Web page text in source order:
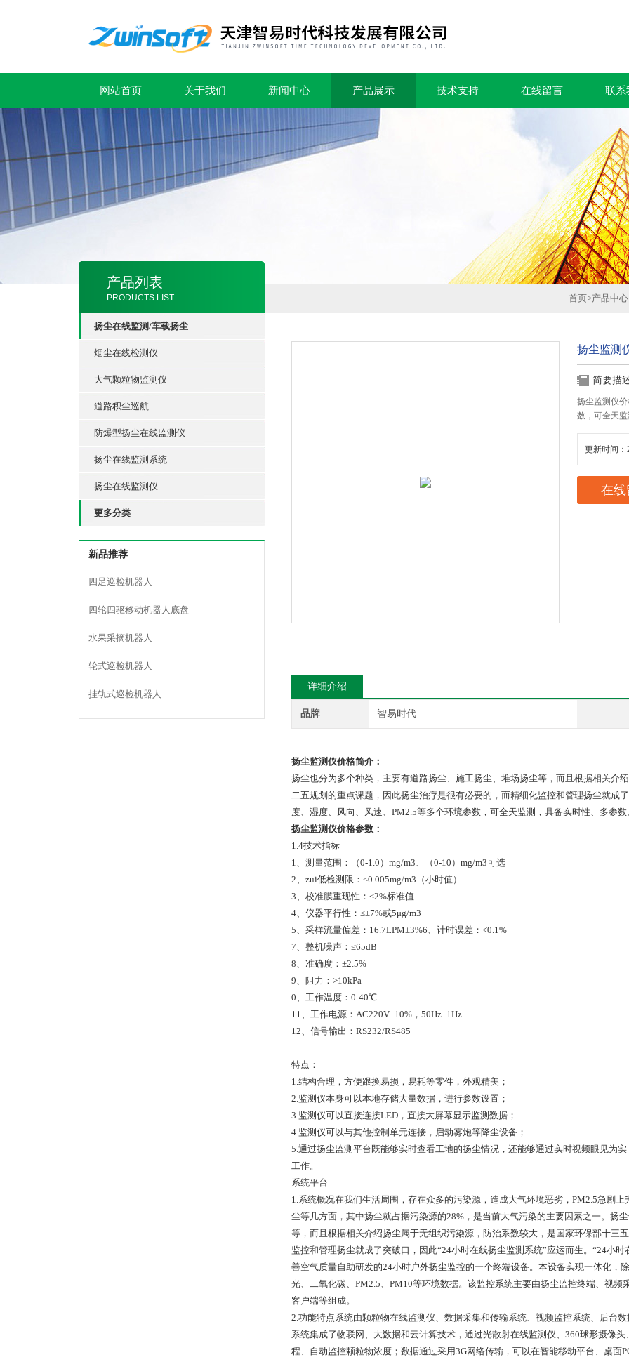
网站首页 关于我们 新闻中心 产品展示 技术支持 在线留言 联系
产品列表
PRODUCTS LIST
扬尘在线监测/车载扬尘
烟尘在线检测仪
大气颗粒物监测仪
道路积尘巡航
防爆型扬尘在线监测仪
扬尘在线监测系统
扬尘在线监测仪
更多分类
新品推荐
四足巡检机器人
四轮四驱移动机器人底盘
水果采摘机器人
轮式巡检机器人
挂轨式巡检机器人
首页>产品中心
扬尘监测
简要描
扬尘监测仪
数，可全天
更新时间：
在线
详细介绍
品牌 智易时代
扬尘监测仪价格简介：
扬尘也分为多个种类，主要有道路扬尘、施工扬尘、堆场扬尘等，而且根据相关介
二五规划的重点课题，因此扬尘治疗是很有必要的，而精细化监控和管理扬尘就成
度、湿度、风向、风速、PM2.5等多个环境参数，可全天监测，具备实时性、多参数
扬尘监测仪价格参数：
1.4技术指标
1、测量范围：（0-1.0）mg/m3、（0-10）mg/m3可选
2、zui低检测限：≤0.005mg/m3（小时值）
3、校准膜重现性：≤2%标准值
4、仪器平行性：≤±7%或5μg/m3
5、采样流量偏差：16.7LPM±3%6、计时误差：<0.1%
7、整机噪声：≤65dB
8、准确度：±2.5%
9、阻力：>10kPa
0、工作温度：0-40℃
11、工作电源：AC220V±10%，50Hz±1Hz
12、信号输出：RS232/RS485
特点：
1.结构合理，方便跟换易损，易耗等零件，外观精美；
2.监测仪本身可以本地存储大量数据，进行参数设置；
3.监测仪可以直接连接LED，直接大屏幕显示监测数据；
4.监测仪可以与其他控制单元连接，启动雾炮等降尘设备；
5.通过扬尘监测平台既能够实时查看工地的扬尘情况，还能够通过实时视频眼见为
工作。
系统平台
1.系统概况在我们生活周围，存在众多的污染源，造成大气环境恶劣，PM2.5急剧
尘等几方面，其中扬尘就占据污染源的28%，是当前大气污染的主要因素之一。扬
等，而且根据相关介绍扬尘属于无组织污染源，防治系数较大，是国家环保部十三
监控和管理扬尘就成了突破口，因此“24小时在线扬尘监测系统”应运而生。“24小
善空气质量自助研发的24小时户外扬尘监控的一个终端设备。本设备实现一体化，
光、二氧化碳、PM2.5、PM10等环境数据。该监控系统主要由扬尘监控终端、视
客户端等组成。
2.功能特点系统由颗粒物在线监测仪、数据采集和传输系统、视频监控系统、后台
系统集成了物联网、大数据和云计算技术，通过光散射在线监测仪、360球形摄像
程、自动监控颗粒物浓度；数据通过采用3G网络传输，可以在智能移动平台、桌面